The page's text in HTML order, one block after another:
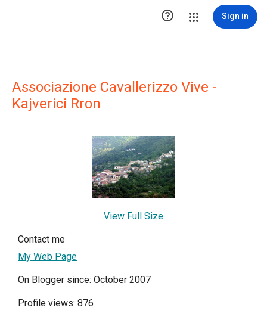
 Sign in
Associazione Cavallerizzo Vive -
Kajverici Rron
View Full Size
Contact me
My Web Page
On Blogger since: October 2007
Profile views: 876